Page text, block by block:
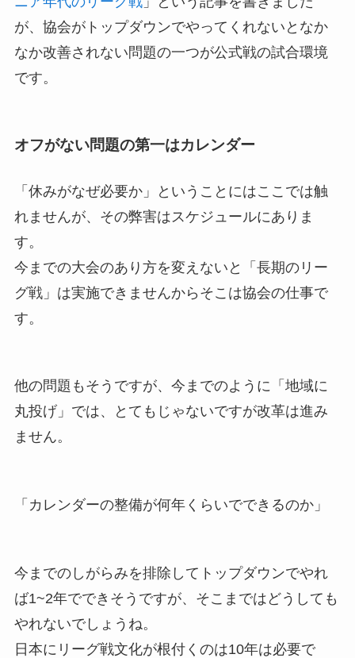
が、協会がトップダウンでやってくれないとなか
なか改善されない問題の一つが公式戦の試合環境
です。
オフがない問題の第一はカレンダー
「休みがなぜ必要か」ということにはここでは触
れませんが、その弊害はスケジュールにありま
す。
今までの大会のあり方を変えないと「長期のリー
グ戦」は実施できませんからそこは協会の仕事で
す。
他の問題もそうですが、今までのように「地域に
丸投げ」では、とてもじゃないですが改革は進み
ません。
「カレンダーの整備が何年くらいでできるのか」
今までのしがらみを排除してトップダウンでやれ
ば1~2年でできそうですが、そこまではどうしても
やれないでしょうね。
日本にリーグ戦文化が根付くのは10年は必要で